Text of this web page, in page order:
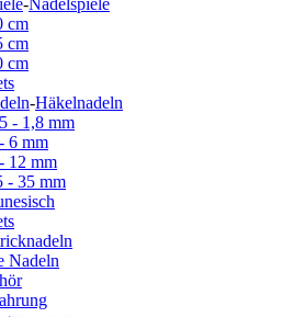
-Nadelspiele
cm
cm
cm
-Häkelnadeln
- 1,8 mm
6 mm
12 mm
- 35 mm
Nadeln